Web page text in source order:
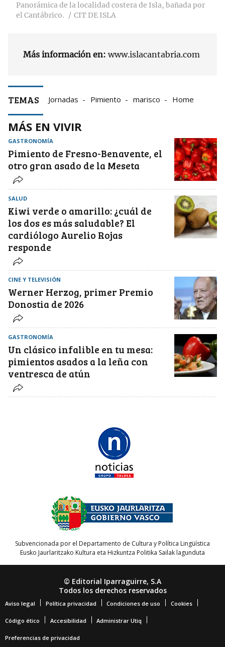
Panorámica de la localidad costera de Isla, bañada por
el Cantábrico.
CIT DE ISLA
Más información en: www.islacantabria.com
TEMAS Jornadas Pimiento marisco Home
MÁS EN VIVIR
GASTRONOMÍA
Pimiento de Fresno-Benavente, el
otro gran asado de la Meseta
SALUD
Kiwi verde o amarillo: ¿cuál de
los dos es más saludable? El
cardiólogo Aurelio Rojas
responde
CINE Y TELEVISIÓN
Werner Herzog, primer Premio
Donostia de 2026
GASTRONOMÍA
Un clásico infalible en tu mesa:
pimientos asados a la leña con
ventresca de atún
Subvencionada por el Departamento de Cultura y Política Lingüística
Eusko Jaurlaritzako Kultura eta Hizkuntza Politika Sailak lagunduta
© Editorial Iparraguirre, S.A
Todos los derechos reservados
Aviso legal Política privacidad Condiciones de uso Cookies
Código ético Accesibilidad Administrar Utiq
Preferencias de privacidad